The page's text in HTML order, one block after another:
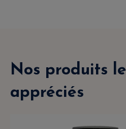
Nos produits
appréciés